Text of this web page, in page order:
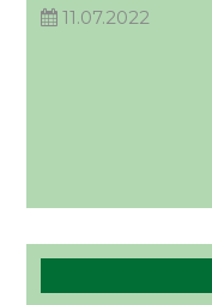
11.07.2022